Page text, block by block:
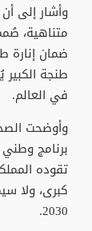
وأشار إلى
متناهية،
ضمان إنارة
طنجة
في العالم.
وأوضحت
برنامج وطني
تقوده
2030.